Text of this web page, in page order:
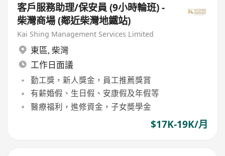
客戶服務助理/保安員 (9小時輪班) -
柴灣商場 (鄰近柴灣地鐵站)
Kai Shing Management Services Limited
東區, 柴灣
工作日面議
勤工獎，新人獎金，員工推薦獎賞
有薪婚假、生日假、安康假及年假等
醫療福利，進修資金，子女奬學金
$17K-19K/月